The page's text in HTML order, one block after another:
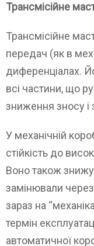
Трансмісійне
Трансмісійне
передач (як в
диференціалах.
всі частини, що
зниження зносу і
У механічній
стійкість до
Воно також
замінювали
зараз на
термін
автоматичної